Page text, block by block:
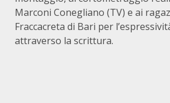
Marconi Conegliano (TV) e ai
Fraccacreta di Bari per
attraverso la scrittura.